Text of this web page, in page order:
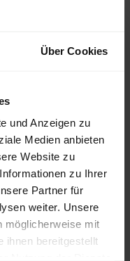
Über Cookies
und Anzeigen zu
Medien anbieten
Website zu
zu Ihrer
Partner für
weiter. Unsere
möglicherweise mit
ihnen bereitgestellt
2026
in Deutschland
Pelletspreise-Seite